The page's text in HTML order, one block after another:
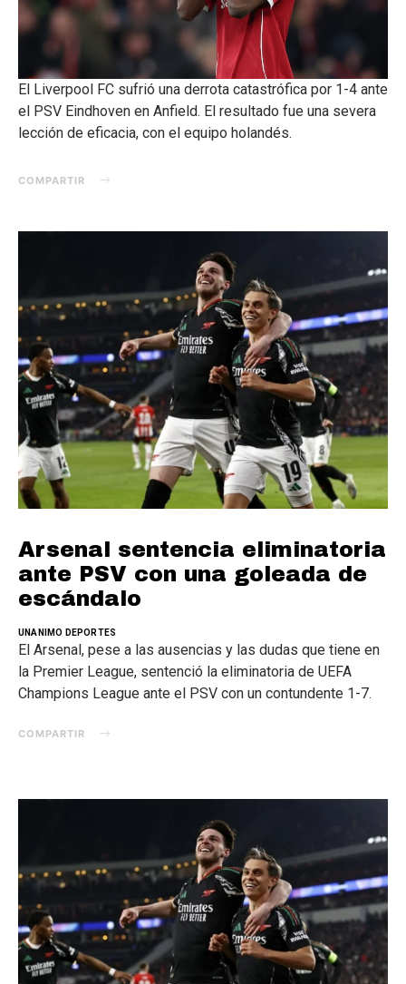
El Liverpool FC sufrió una derrota catastrófica por 1-4 ante
el PSV Eindhoven en Anfield. El resultado fue una severa
lección de eficacia, con el equipo holandés.
COMPARTIR
Arsenal sentencia eliminatoria
ante PSV con una goleada de
escándalo
UNANIMO DEPORTES
El Arsenal, pese a las ausencias y las dudas que tiene en
la Premier League, sentenció la eliminatoria de UEFA
Champions League ante el PSV con un contundente 1-7.
COMPARTIR